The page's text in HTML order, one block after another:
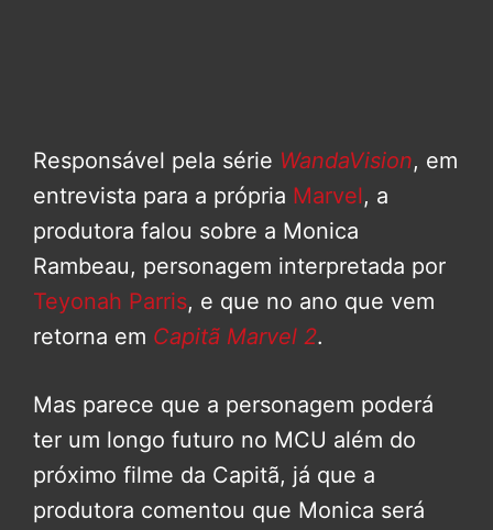
Responsável pela série WandaVision, em
entrevista para a própria Marvel, a
produtora falou sobre a Monica
Rambeau, personagem interpretada por
Teyonah Parris, e que no ano que vem
retorna em Capitã Marvel 2.
Mas parece que a personagem poderá
ter um longo futuro no MCU além do
próximo filme da Capitã, já que a
produtora comentou que Monica será